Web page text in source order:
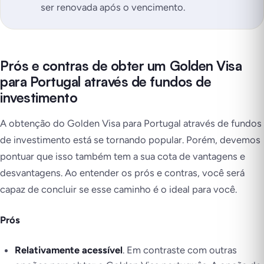
ser renovada após o vencimento.
Prós e contras de obter um Golden Visa
para Portugal através de fundos de
investimento
A obtenção do Golden Visa para Portugal através de fundos
de investimento está se tornando popular. Porém, devemos
pontuar que isso também tem a sua cota de vantagens e
desvantagens. Ao entender os prós e contras, você será
capaz de concluir se esse caminho é o ideal para você.
Prós
Relativamente acessível. Em contraste com outras